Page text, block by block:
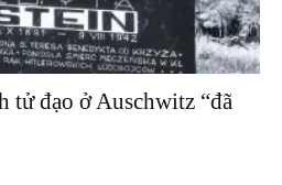
tử đạo ở Auschwitz “đã